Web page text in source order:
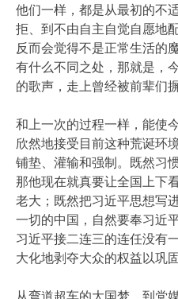
他们一样，都是从最初的不
拒、到不由自主自觉自愿地
反而会觉得不是正常生活的
有什么不同之处，那就是，
的歌声，走上曾经被前辈们
和上一次的过程一样，能使
欣然地接受目前这种荒诞环
铺垫、灌输和强制。既然习
那他现在就真要让全国上下
老大；既然把习近平思想写
一切的中国，自然要奉习近
习近平接二连三的连任没有
大化地剥夺大众的权益以巩
从弯道超车的大国梦，到党